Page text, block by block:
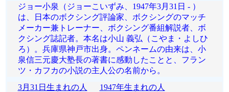
ジョー小泉（ジョーこいずみ、1947年3月31日 - ）
は、日本のボクシング評論家、ボクシングのマッチ
メーカー兼トレーナー、ボクシング番組解説者、ボ
クシング誌記者。本名は小山 義弘（こやま・よしひ
ろ）。兵庫県神戸市出身。ペンネームの由来は、小
泉信三元慶大塾長の著書に感動したことと、フラン
ツ・カフカの小説の主人公の名前から。
3月31日生まれの人
1947年生まれの人